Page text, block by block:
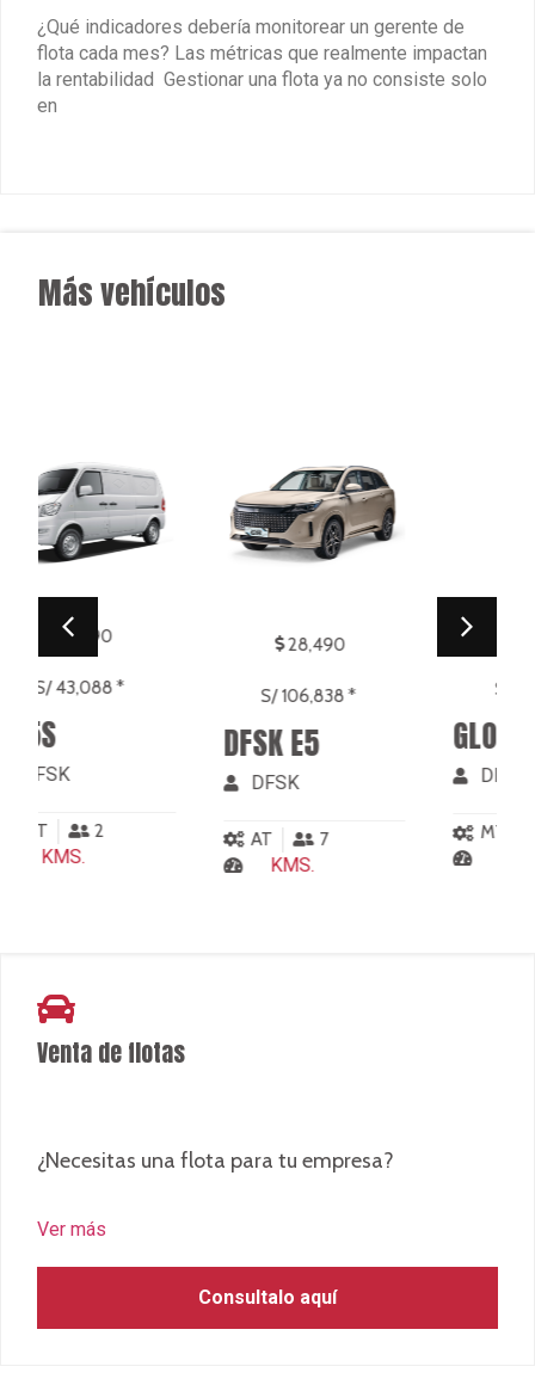
¿Qué indicadores debería monitorear un gerente de
flota cada mes? Las métricas que realmente impactan
la rentabilidad Gestionar una flota ya no consiste solo
en
Más vehículos
S/ 106,838 *
AT
S/ 74,963 *
GLORY 580
MT
Venta de flotas
¿Necesitas una flota para tu empresa?
Ver más
Consultalo aquí